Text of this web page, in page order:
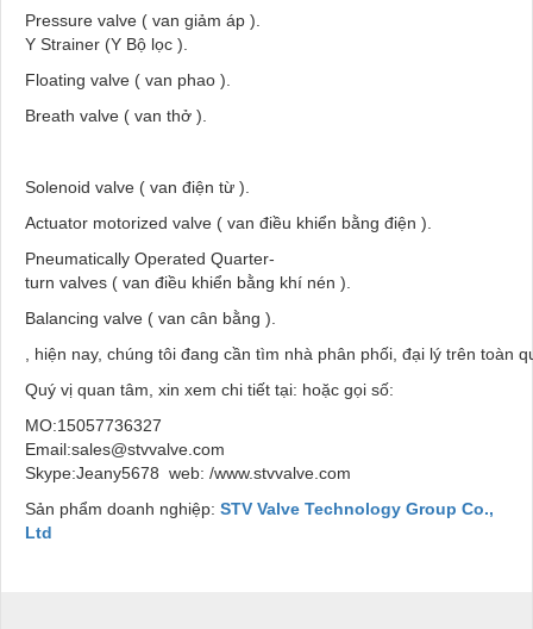
Pressure valve ( van giảm áp ).
Y Strainer (Y Bộ lọc ).
Floating valve ( van phao ).
Breath valve ( van thở ).
Solenoid valve ( van điện từ ).
Actuator motorized valve ( van điều khiển bằng điện ).
Pneumatically Operated Quarter-
turn valves ( van điều khiển bằng khí nén ).
Balancing valve ( van cân bằng ).
, hiện nay, chúng tôi đang cần tìm nhà phân phối, đại lý trên toàn
Quý vị quan tâm, xin xem chi tiết tại: hoặc gọi số:
MO:15057736327
Email:sales@stvvalve.com
Skype:Jeany5678 web: /www.stvvalve.com
Sản phẩm doanh nghiệp: STV Valve Technology Group Co.,
Ltd